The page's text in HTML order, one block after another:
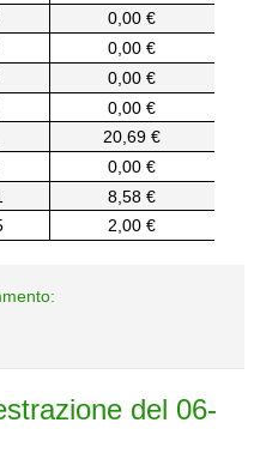
0,00 €
0,00 €
0,00 €
0,00 €
20,69 €
0,00 €
8,58 €
2,00 €
del 06-